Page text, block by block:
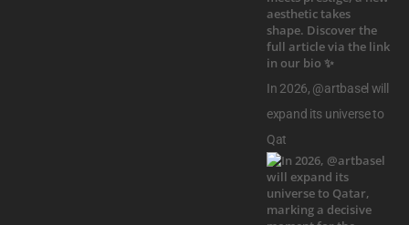
In 2026, @artbasel will
expand its universe to
Qat